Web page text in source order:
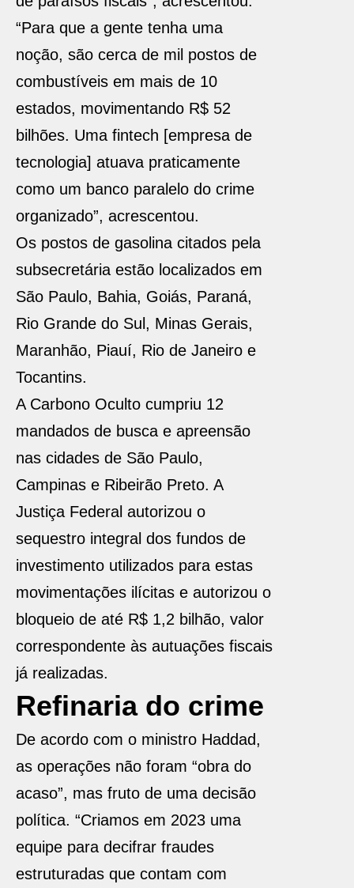
“Para que a gente tenha uma
noção, são cerca de mil postos de
combustíveis em mais de 10
estados, movimentando R$ 52
bilhões. Uma fintech [empresa de
tecnologia] atuava praticamente
como um banco paralelo do crime
organizado”, acrescentou.
Os postos de gasolina citados pela
subsecretária estão localizados em
São Paulo, Bahia, Goiás, Paraná,
Rio Grande do Sul, Minas Gerais,
Maranhão, Piauí, Rio de Janeiro e
Tocantins.
A Carbono Oculto cumpriu 12
mandados de busca e apreensão
nas cidades de São Paulo,
Campinas e Ribeirão Preto. A
Justiça Federal autorizou o
sequestro integral dos fundos de
investimento utilizados para estas
movimentações ilícitas e autorizou o
bloqueio de até R$ 1,2 bilhão, valor
correspondente às autuações fiscais
já realizadas.
Refinaria do crime
De acordo com o ministro Haddad,
as operações não foram “obra do
acaso”, mas fruto de uma decisão
política. “Criamos em 2023 uma
equipe para decifrar fraudes
estruturadas que contam com